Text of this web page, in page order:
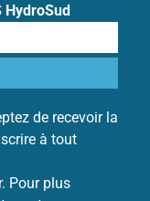
HydroSud
de recevoir la
à tout
Pour plus